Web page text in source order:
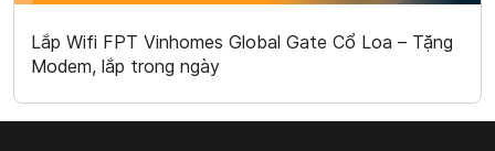
Lắp Wifi FPT Vinhomes Global Gate Cổ Loa – Tặng
Modem, lắp trong ngày